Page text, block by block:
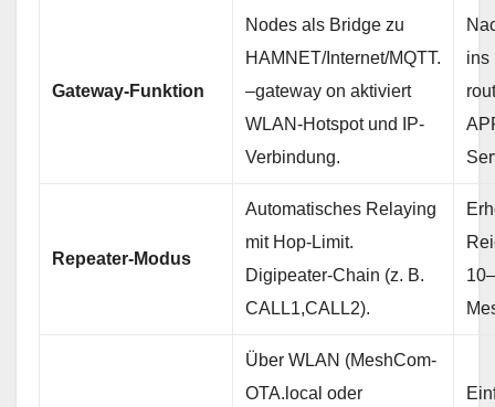
Gateway-Funktion
Nodes als Bridge zu
HAMNET/Internet/MQTT.
–gateway on aktiviert
WLAN-Hotspot und IP-
Verbindung.
ins
Repeater-Modus
Automatisches Relaying
mit Hop-Limit.
Digipeater-Chain (z. B.
CALL1,CALL2).
Über WLAN (MeshCom-
OTA.local oder